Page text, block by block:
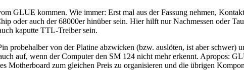
GLUE kommen. Wie immer: Erst mal aus der Fassung nehmen,
auch der 68000er hinüber sein. Hier hilft nur Nachmessen oder
kaputte TTL-Treiber sein.
probehalber von der Platine abzwicken (bzw. auslöten, ist aber schwer)
auf, wenn der Computer den SM 124 nicht mehr erkennt. Apropos:
Motherboard zum gleichen Preis zu organisieren und die übrigen